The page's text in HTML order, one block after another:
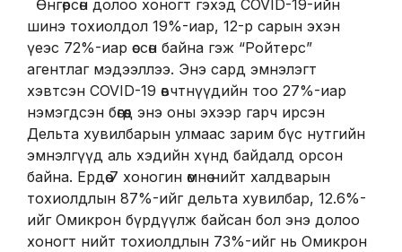
Өнгөрсөн долоо хоногт гэхэд COVID-19-ийн
шинэ тохиолдол 19%-иар, 12-р сарын эхэн
үеэс 72%-иар өссөн байна гэж “Ройтерс”
агентлаг мэдээллээ. Энэ сард эмнэлэгт
хэвтсэн COVID-19 өвчтнүүдийн тоо 27%-иар
нэмэгдсэн бөгөөд энэ оны эхээр гарч ирсэн
Дельта хувилбарын улмаас зарим бүс нутгийн
эмнэлгүүд аль хэдийн хүнд байдалд орсон
байна. Ердөө 7 хоногин өмнө нийт халдварын
тохиолдлын 87%-ийг дельта хувилбар, 12.6%-
ийг Омикрон бүрдүүлж байсан бол энэ долоо
хоногт нийт тохиолдлын 73%-ийг нь Омикрон